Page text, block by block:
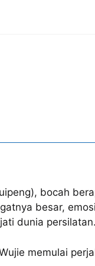
bocah
besar,
dunia persilatan.
memulai